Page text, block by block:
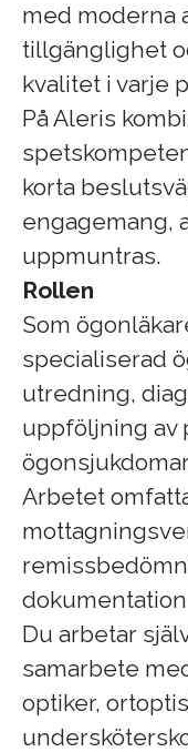
med moderna
tillgänglighet
kvalitet i varje
På Aleris
korta
engagemang,
uppmuntras.
Rollen
Som
specialiserad
utredning,
uppföljning av
Arbetet
Du arbetar
samarbete
optiker,